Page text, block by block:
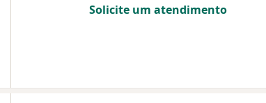
Solicite um atendimento